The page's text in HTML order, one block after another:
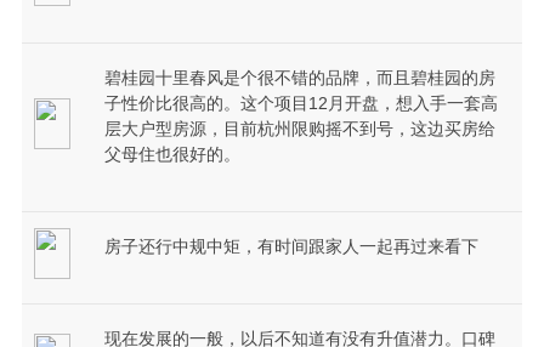
碧桂园十里春风是个很不错的品牌，而且碧桂园的房
子性价比很高的。这个项目12月开盘，想入手一套高
层大户型房源，目前杭州限购摇不到号，这边买房给
父母住也很好的。
房子还行中规中矩，有时间跟家人一起再过来看下
现在发展的一般，以后不知道有没有升值潜力。口碑